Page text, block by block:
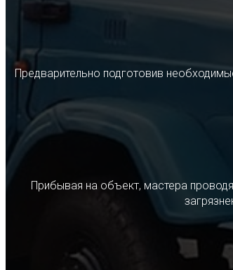
Предварительно подготовив
Прибывая на объект, мастера